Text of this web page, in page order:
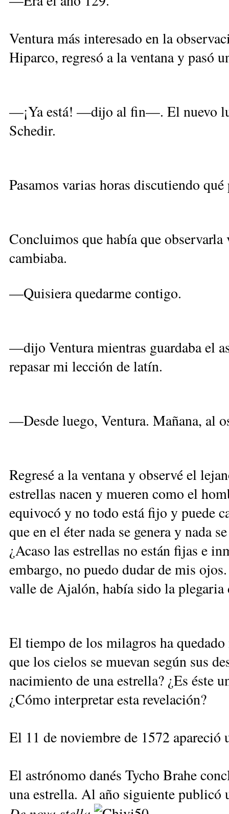
Ventura más interesado en la
Hiparco, regresó a la ventana y pasó
—¡Ya está! —dijo al fin—. El nuevo
Schedir.
Pasamos varias horas discutiendo
Concluimos que había que
cambiaba.
—Quisiera quedarme contigo.
—dijo Ventura mientras guardaba el
repasar mi lección de latín.
—Desde luego, Ventura. Mañana, al
Regresé a la ventana y observé el
estrellas nacen y mueren como el
equivocó y no todo está fijo y puede
que en el éter nada se genera y nada
¿Acaso las estrellas no están fijas e
embargo, no puedo dudar de mis
valle de Ajalón, había sido la plegaria
El tiempo de los milagros ha
que los cielos se muevan según sus
nacimiento de una estrella? ¿Es éste
¿Cómo interpretar esta revelación?
El 11 de noviembre de 1572
El astrónomo danés Tycho Brahe
una estrella. Al año siguiente publicó